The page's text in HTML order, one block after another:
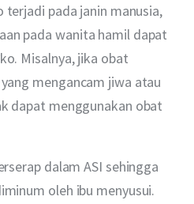
pada janin manusia,
pada wanita hamil dapat
Misalnya, jika obat
mengancam jiwa atau
dapat menggunakan obat
dalam ASI sehingga
oleh ibu menyusui.